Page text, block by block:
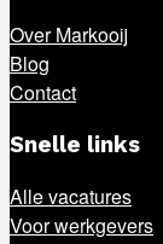
Over Markooij
Blog
Contact
Snelle links
Alle vacatures
Voor werkgevers